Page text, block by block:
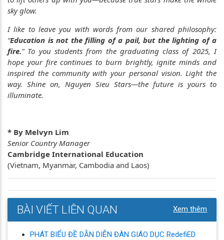
sky glow.
I like to leave you with words from our shared philosophy:
“Education is not the filling of a pail, but the lighting of a
fire.” To you students from the graduating class of 2025, I
hope your fire continues to burn brightly, ignite minds and
inspired the community with your personal vision. Light the
way. Shine on, Nguyen Sieu Stars—the future is yours to
illuminate.
* By Melvyn Lim
Senior Country Manager
Cambridge International Education
(Vietnam, Myanmar, Cambodia and Laos)
BÀI VIẾT LIÊN QUAN Xem thêm
PHÁT BIỂU ĐỀ DẪN DIỄN ĐÀN GIÁO DỤC RedefiED